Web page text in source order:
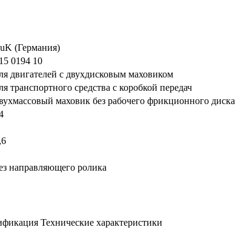
(Германия)
0194 10
двигателей с двухдисковым маховиком
транспортного средства с коробкой передач
маховик без рабочего фрикционного диска
направляющего ролика
Технические характеристики